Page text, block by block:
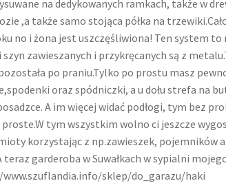
na dedykowanych ramkach, także w
,a także samo stojąca półka na
no i żona jest uszczęśliwiona! Ten system
zawieszanych i przykręcanych są z
po praniu.Tylko po prostu masz
oraz spódniczki, a u dołu strefa na
A im więcej widać podłogi, tym bez
proste.W tym wszystkim wolno ci jeszcze
korzystając z np.zawieszek, pojemników
teraz garderoba w Suwałkach w sypialni
sklep/do_garazu/haki